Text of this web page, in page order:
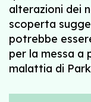
alterazioni dei
scoperta
potrebbe
per la messa a
malattia di